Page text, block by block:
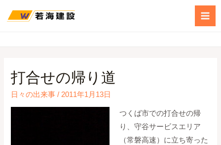
打合せの帰り道
日々の出来事 / 2011年1月13日
つくば市での打合せの帰
り、守谷サービスエリア
（常磐高速）に立ち寄った